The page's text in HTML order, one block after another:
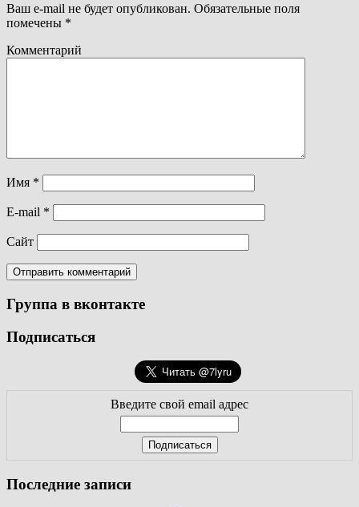
Ваш e-mail не будет опубликован. Обязательные поля
помечены *
Комментарий
Имя *
E-mail *
Сайт
Группа в вконтакте
Подписаться
Введите свой email адрес
Последние записи